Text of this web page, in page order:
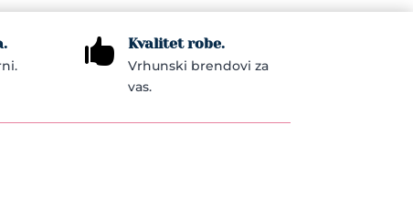
 Kvalitet robe.
Vrhunski brendovi za
vas.